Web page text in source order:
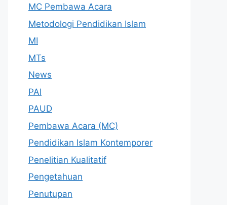
MC Pembawa Acara
Metodologi Pendidikan Islam
MI
MTs
News
PAI
PAUD
Pembawa Acara (MC)
Pendidikan Islam Kontemporer
Penelitian Kualitatif
Pengetahuan
Penutupan